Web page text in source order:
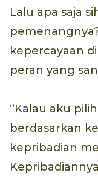
Lalu apa saja
kepercayaan
peran yang
“Kalau aku
berdasarkan
kepribadian